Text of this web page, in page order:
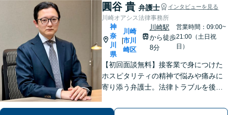
圓谷 貴 弁護士 インタビューを見る
川崎オアシス法律事務所
神
奈
川
県
|
川崎
市川
崎区
川崎駅
から徒歩
8分
営業時間：09:00~
21:00（土日祝
日）
【初回面談無料】接客業で身につけた
ホスピタリティの精神で悩みや痛みに
寄り添う弁護士。法律トラブルを後ろ
／借金／相続など】人生の困難を取り